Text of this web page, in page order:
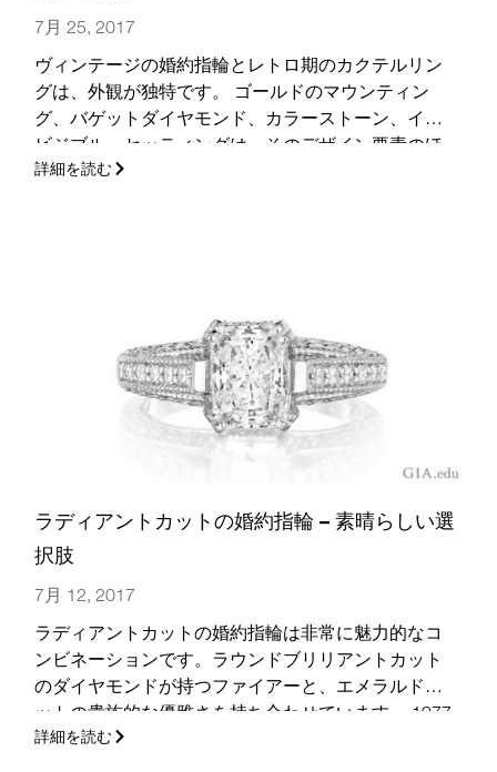
7月 25, 2017
ヴィンテージの婚約指輪とレトロ期のカクテルリン
グは、外観が独特です。 ゴールドのマウンティン
グ、バゲットダイヤモンド、カラーストーン、イン
ビジブル・セッティングは、そのデザイン要素のほ
んの一部です。 魅力あふれる作品の再現方法をここ
詳細を読む
ラディアントカットの婚約指輪 – 素晴らしい選
択肢
7月 12, 2017
ラディアントカットの婚約指輪は非常に魅力的なコ
ンビネーションです。ラウンドブリリアントカット
のダイヤモンドが持つファイアーと、エメラルドカ
ットの貴族的な優雅さを持ち合わせています。 1977
年に考案されたラディアントカットは、何十年もの
詳細を読む